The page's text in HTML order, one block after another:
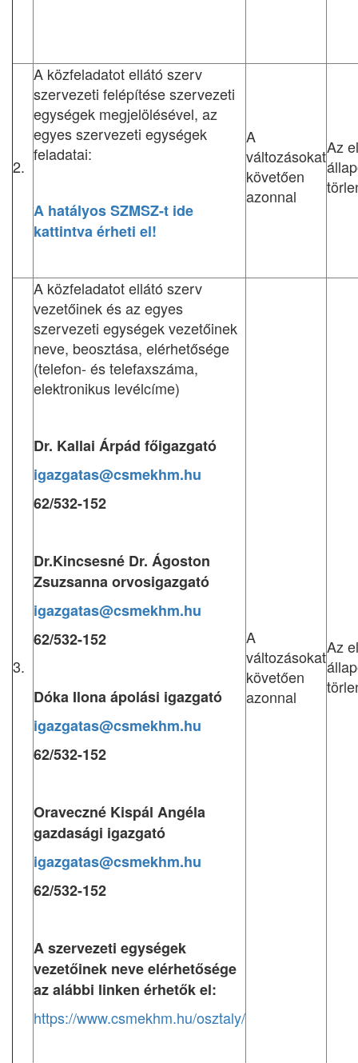
2.
A közfeladatot ellátó szerv
szervezeti felépítése szervezeti
egységek megjelölésével, az
egyes szervezeti egységek
feladatai:
A hatályos SZMSZ-t ide
kattintva érheti el!
A
változásokat
követően
azonnal
Az
3.
A közfeladatot ellátó szerv
vezetőinek és az egyes
szervezeti egységek vezetőinek
neve, beosztása, elérhetősége
(telefon- és telefaxszáma,
elektronikus levélcíme)
Dr. Kallai Árpád főigazgató
igazgatas@csmekhm.hu
62/532-152
Dr.Kincsesné Dr. Ágoston
Zsuzsanna orvosigazgató
igazgatas@csmekhm.hu
62/532-152
Dóka Ilona ápolási igazgató
igazgatas@csmekhm.hu
62/532-152
Oraveczné Kispál Angéla
gazdasági igazgató
igazgatas@csmekhm.hu
62/532-152
A szervezeti egységek
vezetőinek neve elérhetősége
az alábbi linken érhetők el:
https://www.csmekhm.hu/osztaly/
A
változásokat
követően
azonnal
Az